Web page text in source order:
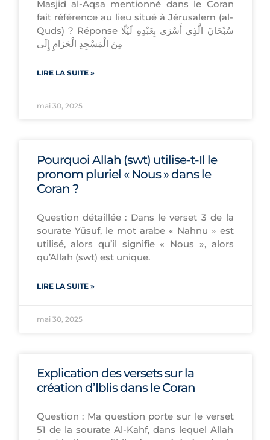
Masjid al-Aqsa mentionné dans le Coran
fait référence au lieu situé à Jérusalem (al-
Quds) ? Réponse سُبْحَانَ الَّذِي أَسْرَى بِعَبْدِهِ لَيْلًا
مِنَ الْمَسْجِدِ الْحَرَامِ إِلَى
LIRE LA SUITE »
mai 30, 2025
Pourquoi Allah (swt) utilise-t-Il le
pronom pluriel « Nous » dans le
Coran ?
Question détaillée : Dans le verset 3 de la
sourate Yūsuf, le mot arabe « Nahnu » est
utilisé, alors qu’il signifie « Nous », alors
qu’Allah (swt) est unique.
LIRE LA SUITE »
mai 30, 2025
Explication des versets sur la
création d’Iblis dans le Coran
Question : Ma question porte sur le verset
51 de la sourate Al-Kahf, dans lequel Allah